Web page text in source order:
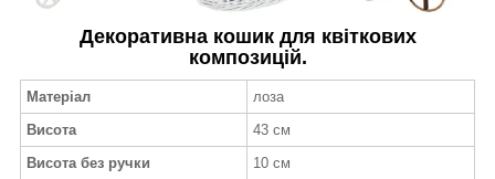
Декоративна кошик для квіткових
композицій.
Матеріал
лоза
Висота
43 см
Висота без ручки
10 см